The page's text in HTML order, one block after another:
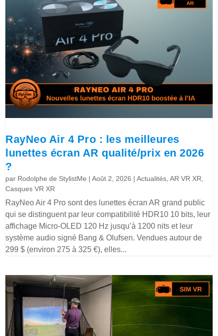
RayNeo Air 4 Pro : les meilleures
lunettes écran AR qualité/prix en 2026
?
par Rodolphe de StylistMe |Août 2, 2026 |Actualités ,AR VR XR
Casques VR XR
RayNeo Air 4 Pro sont des lunettes écran AR grand public
qui se distinguent par leur compatibilité HDR10 10 bits, leur
affichage Micro-OLED 120 Hz jusqu’à 1200 nits et leur
système audio signé Bang & Olufsen. Vendues autour de
299 $ (environ 275 à 325 €), elles...